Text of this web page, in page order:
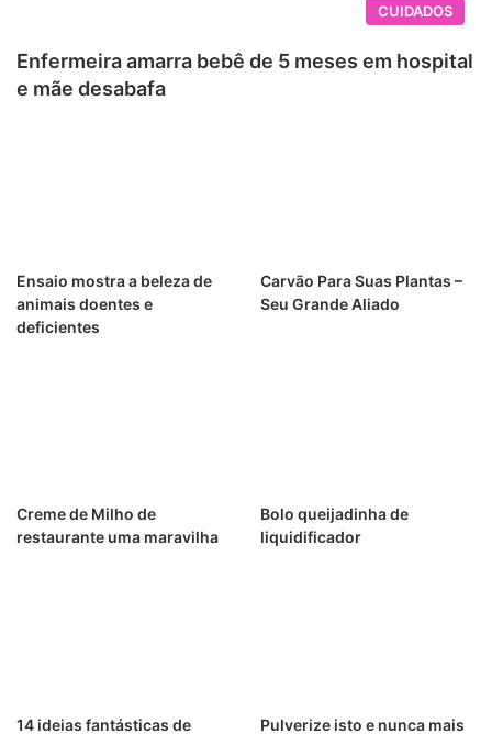
CUIDADOS
Enfermeira amarra bebê de 5 meses em hospital
e mãe desabafa
Ensaio mostra a beleza de
animais doentes e
deficientes
Carvão Para Suas Plantas –
Seu Grande Aliado
Creme de Milho de
restaurante uma maravilha
Bolo queijadinha de
liquidificador
14 ideias fantásticas de Pulverize isto e nunca mais